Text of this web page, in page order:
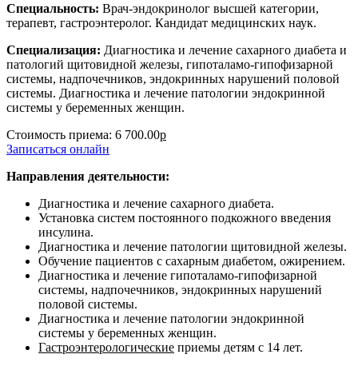
Специальность: Врач-эндокринолог высшей категории,
терапевт, гастроэнтеролог. Кандидат медицинских наук.
Специализация: Диагностика и лечение сахарного диабета и
патологий щитовидной железы, гипоталамо-гипофизарной
системы, надпочечников, эндокринных нарушений половой
системы. Диагностика и лечение патологии эндокринной
системы у беременных женщин.
Стоимость приема: 6 700.00р
Записаться онлайн
Направления деятельности:
Диагностика и лечение сахарного диабета.
Установка систем постоянного подкожного введения
инсулина.
Диагностика и лечение патологии щитовидной железы.
Обучение пациентов с сахарным диабетом, ожирением.
Диагностика и лечение гипоталамо-гипофизарной
системы, надпочечников, эндокринных нарушений
половой системы.
Диагностика и лечение патологии эндокринной
системы у беременных женщин.
Гастроэнтерологические приемы детям с 14 лет.